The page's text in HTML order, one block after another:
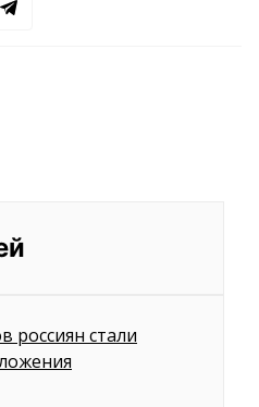
россиян стали